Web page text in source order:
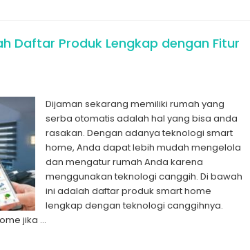
Daftar Produk Lengkap dengan Fitur
Dijaman sekarang memiliki rumah yang
serba otomatis adalah hal yang bisa anda
rasakan. Dengan adanya teknologi smart
home, Anda dapat lebih mudah mengelola
dan mengatur rumah Anda karena
menggunakan teknologi canggih. Di bawah
ini adalah daftar produk smart home
lengkap dengan teknologi canggihnya.
jika …